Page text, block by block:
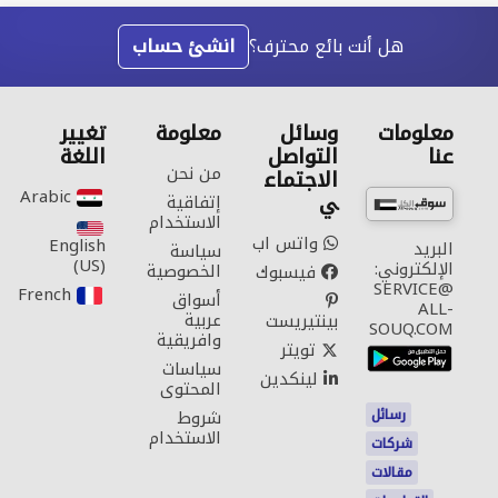
هل أنت بائع محترف؟ انشئ حساب
معلومات
عنا
البريد
الإلكتروني:
SERVICE@
ALL-
SOUQ.COM
رسائل
شركات
مقالات
وسائل
التواصل
الاجتماع
ي
واتس اب
فيسبوك
بينتيريست
تويتر
لينكدين
معلومة
من نحن
إتفاقية
الاستخدام
سياسة
الخصوصية
أسواق
عربية
وافريقية
سياسات
المحتوى
شروط
الاستخدام
تغيير
اللغة
Arabic‎
English
(US)‎
French‎